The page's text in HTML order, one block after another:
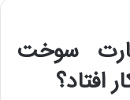
سوخت
افتاد؟